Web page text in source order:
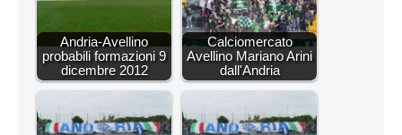
Andria-Avellino
probabili formazioni 9
dicembre 2012
Calciomercato
Avellino Mariano Arini
dall'Andria